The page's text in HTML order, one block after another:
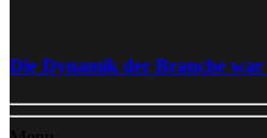
Die Dynamik der Branche